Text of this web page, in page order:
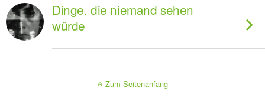
Dinge, die niemand sehen
würde
Zum Seitenanfang